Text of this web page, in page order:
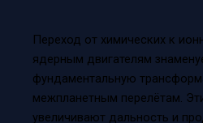
Переход от химических к
ядерным двигателям
фундаментальную
межпланетным перелётам.
увеличивают дальность и